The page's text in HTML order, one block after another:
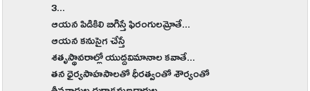
3...
ఆయన పిడికిలి బిగిస్తే ఫిరంగులమ్రోతే...
ఆయన కనుసైగ చేస్తే
శతృస్థావరాల్లో యుద్దవిమానాల కవాతే...
తన ధైర్యసాహసాలతో ధీరత్వంతో శౌర్యంతో